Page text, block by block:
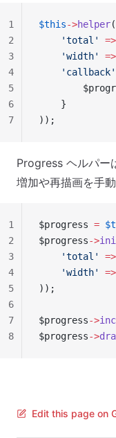
$this->helper(
    'total'
=>
    'width'
=>
    'callback'
    }
));
1
2
3
4
5
6
7
Progress ヘルパー
増加や再描画を手
$progress =
$progress->
    'total'
=>
    'width'
=>
));
$progress->
$progress->
1
2
3
4
5
6
7
8
Edit this page on